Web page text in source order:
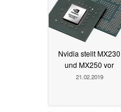
Nvidia stellt MX230
und MX250 vor
21.02.2019